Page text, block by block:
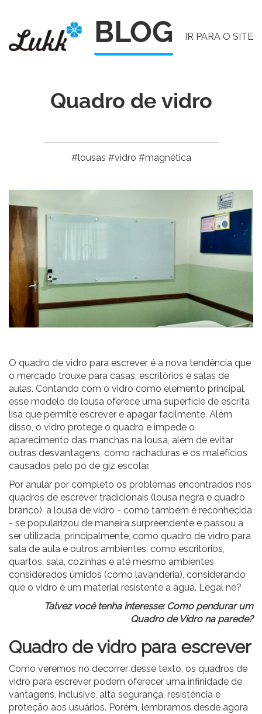
para
o
conteúdo
BLOG IR PARA O SITE
Quadro de vidro
#lousas #vidro #magnética
O quadro de vidro para escrever é a nova tendência que
o mercado trouxe para casas, escritórios e salas de
aulas. Contando com o vidro como elemento principal,
esse modelo de lousa oferece uma superfície de escrita
lisa que permite escrever e apagar facilmente. Além
disso, o vidro protege o quadro e impede o
aparecimento das manchas na lousa, além de evitar
outras desvantagens, como rachaduras e os malefícios
causados pelo pó de giz escolar.
Por anular por completo os problemas encontrados nos
quadros de escrever tradicionais (lousa negra e quadro
branco), a lousa de vidro - como também é reconhecida
- se popularizou de maneira surpreendente e passou a
ser utilizada, principalmente, como quadro de vidro para
sala de aula e outros ambientes, como escritórios,
quartos, sala, cozinhas e até mesmo ambientes
considerados úmidos (como lavanderia), considerando
que o vidro é um material resistente a água. Legal né?
Talvez você tenha interesse: Como pendurar um
Quadro de Vidro na parede?
Quadro de vidro para escrever
Como veremos no decorrer desse texto, os quadros de
vidro para escrever podem oferecer uma infinidade de
vantagens, inclusive, alta segurança, resistência e
proteção aos usuários. Porém, lembramos desde agora